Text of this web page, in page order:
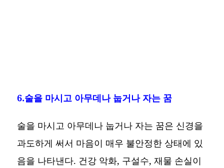
6.술을 마시고 아무데나 눕거나 자는 꿈
술을 마시고 아무데나 눕거나 자는 꿈은 신경을
과도하게 써서 마음이 매우 불안정한 상태에 있
음을 나타낸다. 건강 악화, 구설수, 재물 손실이